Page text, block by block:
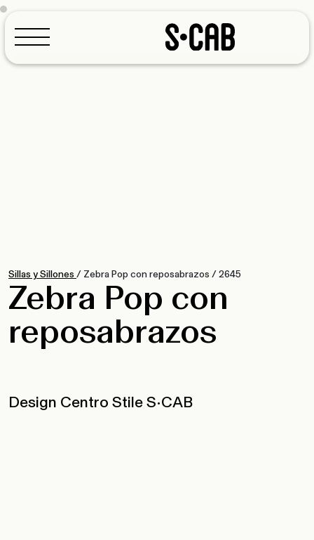
Sillas y Sillones / Zebra Pop con reposabrazos /2645
Zebra Pop con
reposabrazos
Design Centro Stile S•CAB